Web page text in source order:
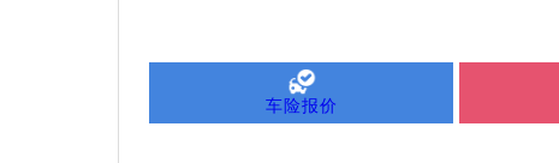
车险报价